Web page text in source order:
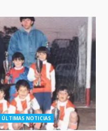
ÚLTIMAS NOTICIAS